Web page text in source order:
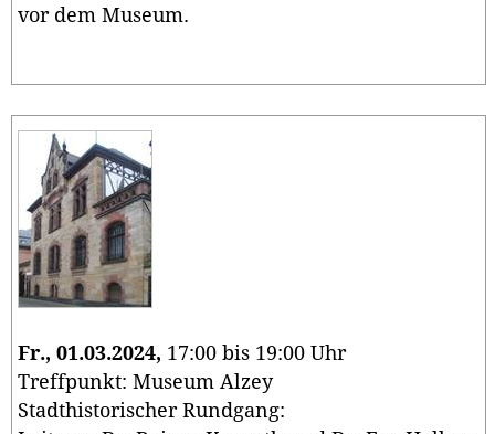
vor dem Museum.
Fr., 01.03.2024, 17:00 bis 19:00 Uhr
Treffpunkt: Museum Alzey
Stadthistorischer Rundgang: